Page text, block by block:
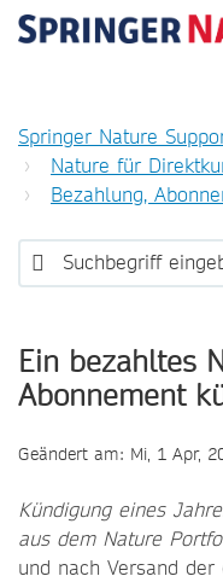
Springer Nature
Nature für
Bezahlung,
Ein bezahltes
Abonnement
Geändert am: Mi, 1 Apr,
Kündigung eines
aus dem Nature
und nach Versand